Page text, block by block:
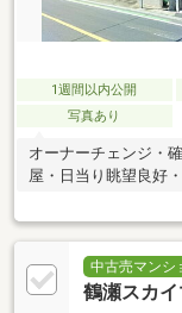
1週間以内公開
写真あり
オーナーチェンジ・
屋・日当り眺望良好
中古売マンシ
鶴瀬スカ